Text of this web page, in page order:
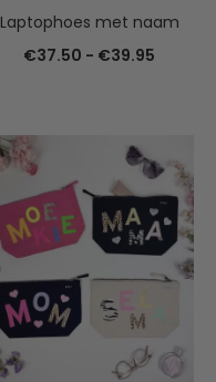
Laptophoes met naam
€37.50 - €39.95